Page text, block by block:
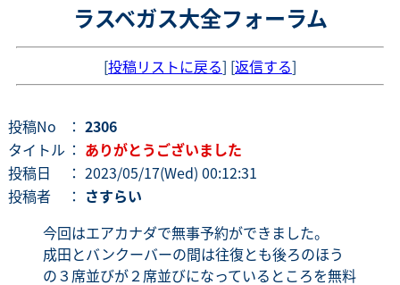
ラスベガス大全フォーラム
[投稿リストに戻る] [返信する]
投稿No ： 2306
タイトル ： ありがとうございました
投稿日
： 2023/05/17(Wed) 00:12:31
投稿者
： さすらい
今回はエアカナダで無事予約ができました。
成田とバンクーバーの間は往復とも後ろのほう
の３席並びが２席並びになっているところを無料